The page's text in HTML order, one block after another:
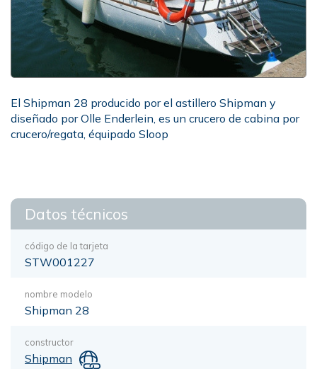
El Shipman 28 producido por el astillero Shipman y
diseñado por Olle Enderlein, es un crucero de cabina por
crucero/regata, équipado Sloop
Datos técnicos
código de la tarjeta
STW001227
nombre modelo
Shipman 28
constructor
Shipman